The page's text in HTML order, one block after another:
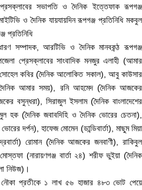
সভাপতি ও দৈনিক ইত্তেফাক রূপগঞ্জ
ও দৈনিক যায়যায়দিন রূপগঞ্জ প্রতিনিধি মকবুল
প্রতিনিধি
সম্পাদক, আরটিভি ও দৈনিক মানবকন্ঠ রূপগঞ্জ
প্রেসক্লাবের সাংবাদিক মনজুর এলাহী (আমার
সোহেল কবির (দৈনিক আলোকিত সকাল), আবু কাউসার
আমার সময়), রনি আহমেদ (দৈনিক আজকের
বসুন্ধরা), সিরাজুল ইসলাম (দৈনিক বাংলাদেশের
হক (দৈনিক জবাবদিহি ও দৈনিক ভোরের চেতনা),
দর্পন), হাফেজ মোমেন (ডান্ডিবার্তা), মাছুম মিয়া
রোমান (দৈনিক আজকের জনবাণী), রাকিবুল
(নারায়ণগঞ্জ বার্তা ২৪) শরীফ ভুইয়া (দৈনিক
নিউজ)।
নৌকা প্রতীকে ১ লাখ ৫৬ হাজার ৪৮৩ ভোট পেয়ে